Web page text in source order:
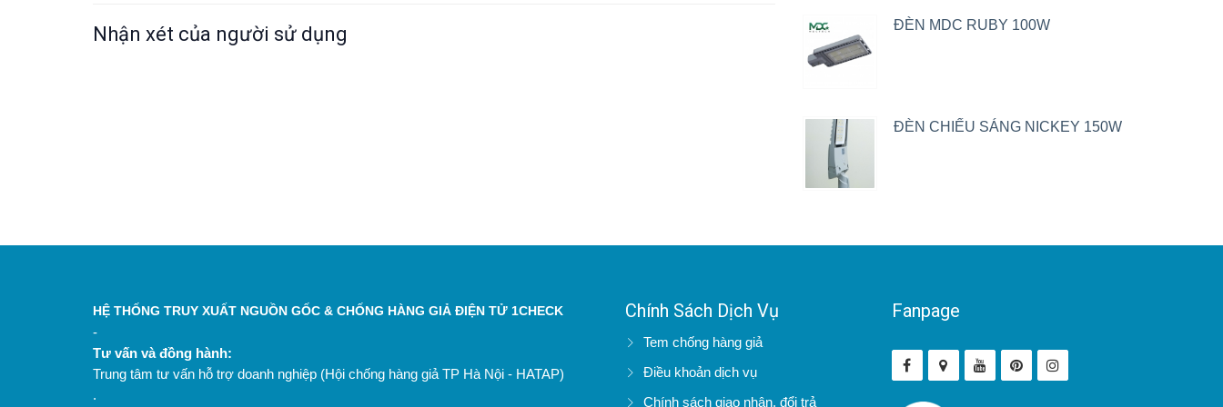
Nhận xét của người sử dụng ĐÈN MDC RUBY 100W
ĐÈN CHIẾU SÁNG NICKEY 150W
HỆ THỐNG TRUY XUẤT NGUỒN GỐC & CHỐNG HÀNG GIẢ ĐIỆN TỬ 1CHECK
-
Tư vấn và đồng hành:
Trung tâm tư vấn hỗ trợ doanh nghiệp (Hội chống hàng giả TP Hà Nội - HATAP)
.
Chính Sách Dịch Vụ
Tem chống hàng giả
Điều khoản dịch vụ
Chính sách giao nhận, đổi trả
Fanpage